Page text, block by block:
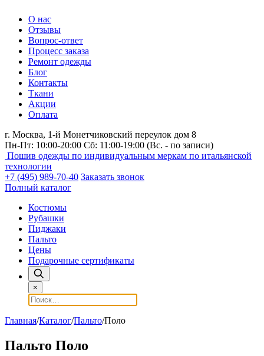
О нас
Отзывы
Вопрос-ответ
Процесс заказа
Ремонт одежды
Блог
Контакты
Ткани
Акции
Оплата
г. Москва, 1-й Монетчиковский переулок дом 8
Пн-Пт: 10:00-20:00 Сб: 11:00-19:00 (Вс. - по записи)
Пошив одежды по индивидуальным меркам по итальянской
технологии
+7 (495) 989-70-40 Заказать звонок
Полный каталог
Костюмы
Рубашки
Пиджаки
Пальто
Цены
Подарочные сертификаты
×
Главная/Каталог/Пальто/Поло
Пальто Поло